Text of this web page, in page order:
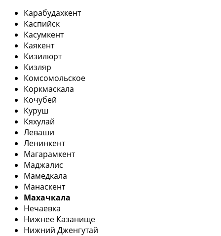
Карабудахкент
Каспийск
Касумкент
Каякент
Кизилюрт
Кизляр
Комсомольское
Коркмаскала
Кочубей
Куруш
Кяхулай
Леваши
Ленинкент
Магарамкент
Маджалис
Мамедкала
Манаскент
Махачкала
Нечаевка
Нижнее Казанище
Нижний Дженгутай